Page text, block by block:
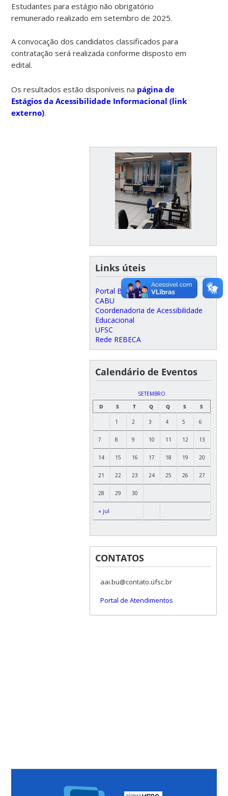
Estudantes para estágio não obrigatório
remunerado realizado em setembro de 2025.
A convocação dos candidatos classificados para
contratação será realizada conforme disposto em
edital.
Os resultados estão disponíveis na página de
Estágios da Acessibilidade Informacional (link
externo).
Links úteis
Portal BU
CABU
Coordenadoria de Acessibilidade
Educacional
UFSC
Rede REBECA
Calendário de Eventos
SETEMBRO
D
S T Q Q S S
« jul
1 2 3 4 5 6
7 8 9 10 11 12 13
14 15 16 17 18 19 20
21 22 23 24 25 26 27
28 29 30
CONTATOS
aai.bu@contato.ufsc.br
Portal de Atendimentos